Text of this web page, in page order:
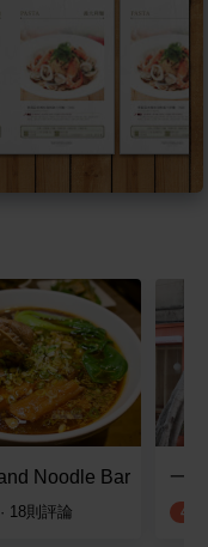
Noodle Bar
· 18則評論
一
4.0